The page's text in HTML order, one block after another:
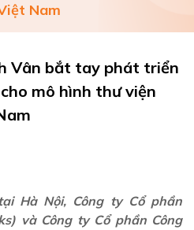
Nam
Vân bắt tay phát triển
mô hình thư viện
Hà Nội, Công ty Cổ phần
và Công ty Cổ phần Công